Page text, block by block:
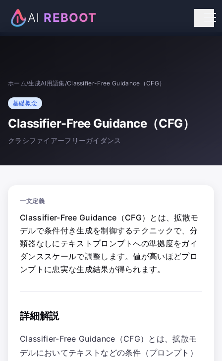
AI REBOOT
お知らせ
お問い合わせ
ホーム/生成AI用語集/Classifier-Free Guidance（CFG）
基礎概念
Classifier-Free Guidance（CFG）
クラシファイアーフリーガイダンス
一文定義
Classifier-Free Guidance（CFG）とは、拡散モ
デルで条件付き生成を制御するテクニックで、分
類器なしにテキストプロンプトへの準拠度をガイ
ダンススケールで調整します。値が高いほどプロ
ンプトに忠実な生成結果が得られます。
詳細解説
Classifier-Free Guidance（CFG）とは、拡散モ
デルにおいてテキストなどの条件（プロンプト）